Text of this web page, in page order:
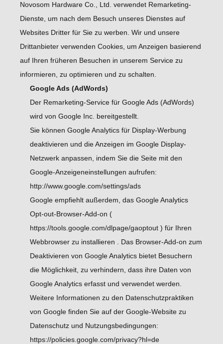
Novosom Hardware Co., Ltd. verwendet Remarketing-
Dienste, um nach dem Besuch unseres Dienstes auf
Websites Dritter für Sie zu werben. Wir und unsere
Drittanbieter verwenden Cookies, um Anzeigen basierend
auf Ihren früheren Besuchen in unserem Service zu
informieren, zu optimieren und zu schalten.
Google Ads (AdWords)
Der Remarketing-Service für Google Ads (AdWords)
wird von Google Inc. bereitgestellt.
Sie können Google Analytics für Display-Werbung
deaktivieren und die Anzeigen im Google Display-
Netzwerk anpassen, indem Sie die Seite mit den
Google-Anzeigeneinstellungen aufrufen:
http://www.google.com/settings/ads
Google empfiehlt außerdem, das Google Analytics
Opt-out-Browser-Add-on (
https://tools.google.com/dlpage/gaoptout ) für Ihren
Webbrowser zu installieren . Das Browser-Add-on zum
Deaktivieren von Google Analytics bietet Besuchern
die Möglichkeit, zu verhindern, dass ihre Daten von
Google Analytics erfasst und verwendet werden.
Weitere Informationen zu den Datenschutzpraktiken
von Google finden Sie auf der Google-Website zu
Datenschutz und Nutzungsbedingungen:
https://policies.google.com/privacy?hl=de